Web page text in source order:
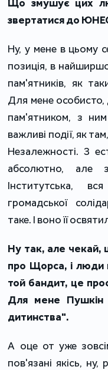
Що змушує цих
звертатися до
Ну, у мене в цьому
позиція, в
пам'ятників, як
Для мене
пам'ятником, з
важливі події, як
Незалежності. З
абсолютно, але
Інститутська,
громадської
таке. І воно її
Ну так, але чекай,
про Щорса, і
той бандит, це
Для мене Пушкін
дитинства".
А оце от уже
пов'язані якісь,